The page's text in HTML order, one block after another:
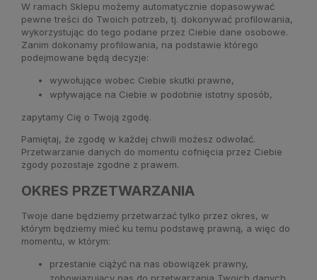
W ramach Sklepu możemy automatycznie dopasowywać
pewne treści do Twoich potrzeb, tj. dokonywać profilowania,
wykorzystując do tego podane przez Ciebie dane osobowe.
Zanim dokonamy profilowania, na podstawie którego
podejmowane będą decyzje:
wywołujące wobec Ciebie skutki prawne,
wpływające na Ciebie w podobnie istotny sposób,
zapytamy Cię o Twoją zgodę.
Pamiętaj, że zgodę w każdej chwili możesz odwołać.
Przetwarzanie danych do momentu cofnięcia przez Ciebie
zgody pozostaje zgodne z prawem.
OKRES PRZETWARZANIA
Twoje dane będziemy przetwarzać tylko przez okres, w
którym będziemy mieć ku temu podstawę prawną, a więc do
momentu, w którym:
przestanie ciążyć na nas obowiązek prawny,